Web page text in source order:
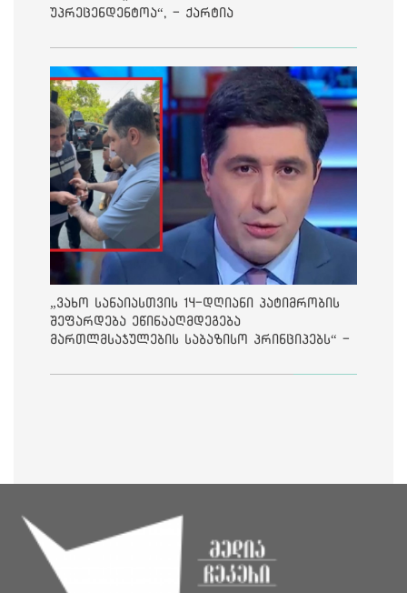
უპრეცენდენტოა“, - ქარტია
„ვახო სანაიასთვის 14-დღიანი პატიმრობის
შეფარდება ეწინააღმდეგება
მართლმსაჯულების საბაზისო პრინციპებს“ -